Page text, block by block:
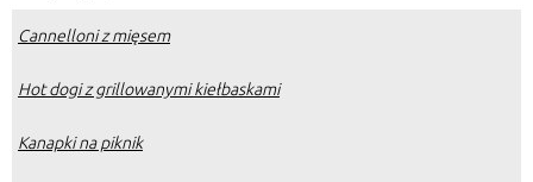
Cannelloni z mięsem
Hot dogi z grillowanymi kiełbaskami
Kanapki na piknik